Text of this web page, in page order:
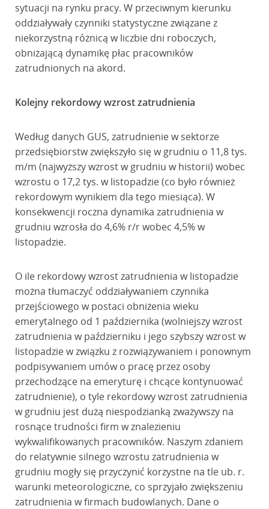
sytuacji na rynku pracy. W przeciwnym kierunku
oddziaływały czynniki statystyczne związane z
niekorzystną różnicą w liczbie dni roboczych,
obniżającą dynamikę płac pracowników
zatrudnionych na akord.
Kolejny rekordowy wzrost zatrudnienia
Według danych GUS, zatrudnienie w sektorze
przedsiębiorstw zwiększyło się w grudniu o 11,8 tys.
m/m (najwyższy wzrost w grudniu w historii) wobec
wzrostu o 17,2 tys. w listopadzie (co było również
rekordowym wynikiem dla tego miesiąca). W
konsekwencji roczna dynamika zatrudnienia w
grudniu wzrosła do 4,6% r/r wobec 4,5% w
listopadzie.
O ile rekordowy wzrost zatrudnienia w listopadzie
można tłumaczyć oddziaływaniem czynnika
przejściowego w postaci obniżenia wieku
emerytalnego od 1 października (wolniejszy wzrost
zatrudnienia w październiku i jego szybszy wzrost w
listopadzie w związku z rozwiązywaniem i ponownym
podpisywaniem umów o pracę przez osoby
przechodzące na emeryturę i chcące kontynuować
zatrudnienie), o tyle rekordowy wzrost zatrudnienia
w grudniu jest dużą niespodzianką zważywszy na
rosnące trudności firm w znalezieniu
wykwalifikowanych pracowników. Naszym zdaniem
do relatywnie silnego wzrostu zatrudnienia w
grudniu mogły się przyczynić korzystne na tle ub. r.
warunki meteorologiczne, co sprzyjało zwiększeniu
zatrudnienia w firmach budowlanych. Dane o